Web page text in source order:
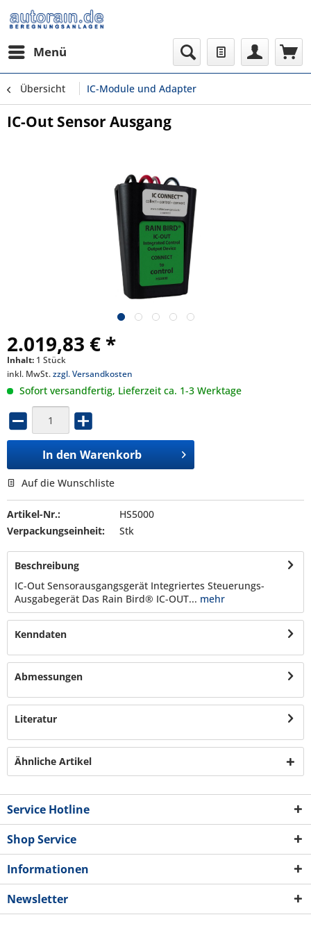
Menü
Übersicht IC-Module und Adapter
IC-Out Sensor Ausgang
2.019,83 € *
Inhalt: 1 Stück
inkl. MwSt.zzgl. Versandkosten
Sofort versandfertig, Lieferzeit ca. 1-3 Werktage
In den Warenkorb
Auf die Wunschliste
Artikel-Nr.:
HS5000
Verpackungseinheit:
Stk
Beschreibung
IC-Out Sensorausgangsgerät Integriertes Steuerungs-
Ausgabegerät Das Rain Bird® IC-OUT... mehr
Kenndaten
Abmessungen
Literatur
Ähnliche Artikel
Service Hotline
Shop Service
Informationen
Newsletter